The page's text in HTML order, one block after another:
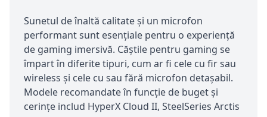
Sunetul de înaltă calitate și un microfon
performant sunt esențiale pentru o experiență
de gaming imersivă. Căștile pentru gaming se
împart în diferite tipuri, cum ar fi cele cu fir sau
wireless și cele cu sau fără microfon detașabil.
Modele recomandate în funcție de buget și
cerințe includ HyperX Cloud II, SteelSeries Arctis